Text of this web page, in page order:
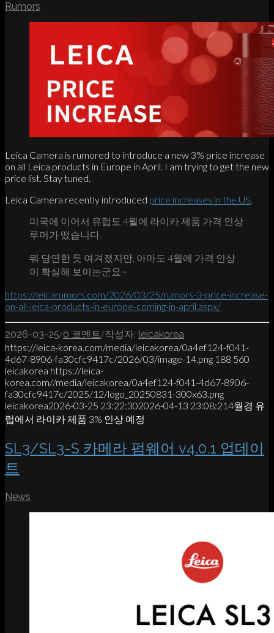
Rumors
Leica Camera is rumored to introduce a new 3% price increase
on all Leica products in Europe in April. I am trying to get the new
price list. Stay tuned.
Leica Camera recently introduced price increases in the US.
미국에 이어서 유럽도 4월에 라이카 제품 가격 인상
루머가 떴습니다.
뭐 당연한 듯 여겨졌지만, 아마도 4월에 가격 인상
이 확실해 보이는군요~
https://leicarumors.com/2026/03/25/rumors-3-price-increase-
on-all-leica-products-in-europe-coming-in-april.aspx/
2026-03-25/0 코멘트/작성자: leicakorea
https://leica-korea.com/media/leicakorea/0a4ef124-f041-
4d67-8906-fa30cfc9417c/2026/03/image-14.png 188 560
leicakorea https://leica-
korea.com//media/leicakorea/0a4ef124-f041-4d67-8906-
fa30cfc9417c/2025/12/logo_20250831-300x63.png
leicakorea2026-03-25 23:22:302026-04-13 23:08:214월경 유
럽에서 라이카 제품 3% 인상 예정
SL3/SL3-S 카메라 펌웨어 v4.0.1 업데이
트
News